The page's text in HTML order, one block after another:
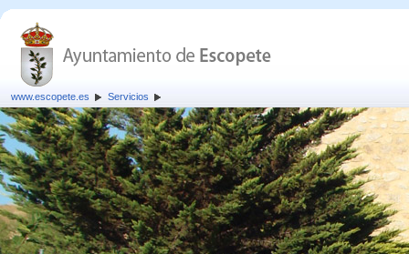
www.escopete.es Servicios